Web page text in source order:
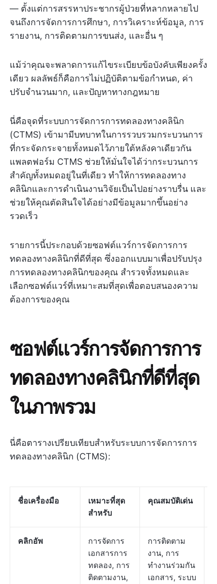
— ตั้งแต่การสรรหาประชากรผู้ป่วยที่หลากหลายไป
จนถึงการจัดการการศึกษา, การวิเคราะห์ข้อมูล, การ
รายงาน, การติดตามการขนส่ง, และอื่น ๆ
แม้ว่าคุณจะพลาดการแก้ไขระเบียบข้อบังคับเพียงครั้ง
เดียว ผลลัพธ์ก็คือการไม่ปฏิบัติตามข้อกำหนด, ค่า
ปรับจำนวนมาก, และปัญหาทางกฎหมาย
นี่คือจุดที่ระบบการจัดการการทดลองทางคลินิก
(CTMS) เข้ามามีบทบาทในการรวบรวมกระบวนการ
ที่กระจัดกระจายทั้งหมดไว้ภายใต้หลังคาเดียวกัน
แพลตฟอร์ม CTMS ช่วยให้มั่นใจได้ว่ากระบวนการ
สำคัญทั้งหมดอยู่ในที่เดียว ทำให้การทดลองทาง
คลินิกและการดำเนินงานวิจัยเป็นไปอย่างราบรื่น และ
ช่วยให้คุณตัดสินใจได้อย่างมีข้อมูลมากขึ้นอย่าง
รวดเร็ว
รายการนี้ประกอบด้วยซอฟต์แวร์การจัดการการ
ทดลองทางคลินิกที่ดีที่สุด ซึ่งออกแบบมาเพื่อปรับปรุง
การทดลองทางคลินิกของคุณ สำรวจทั้งหมดและ
เลือกซอฟต์แวร์ที่เหมาะสมที่สุดเพื่อตอบสนองความ
ต้องการของคุณ
ซอฟต์แวร์การจัดการการ
ทดลองทางคลินิกที่ดีที่สุด
ในภาพรวม
นี่คือตารางเปรียบเทียบสำหรับระบบการจัดการการ
ทดลองทางคลินิก (CTMS):
ชื่อเครื่องมือ
เหมาะที่สุด
สำหรับ
คุณสมบัติเด่น
คลิกอัพ
การจัดการ
เอกสารการ
ทดลอง, การ
ติดตามงาน,
การติดตาม
งาน, การ
ทำงานร่วมกัน
เอกสาร, ระบบ